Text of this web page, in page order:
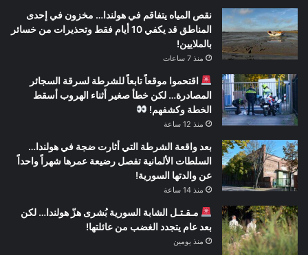
نقص المياه يتفاقم في هولندا… مخزون في إحدى
المناطق قد يكفي 10 أيام فقط وتحذيرات من خسائر
بالملايين!
منذ 7 ساعات
اقتحموا موقعاً تابعاً للشرطة لسرقة السجائر
المصادرة… لكن خطأ صغير أثناء الهروب أسقط
الخطة وكشفهم!
منذ 12 ساعة
بعد واقعة الشرطة التي أثارت ضجة في هولندا…
السلطات الألمانية تفصل رضيعة عمرها شهراً واحداً
عن والدتها السورية!
منذ 14 ساعة
مـقـتـل الشابة السورية بُشرى هزّ هولندا… لكن
بعد عام يتجدد الغضب من عائلتها!
منذ يومين